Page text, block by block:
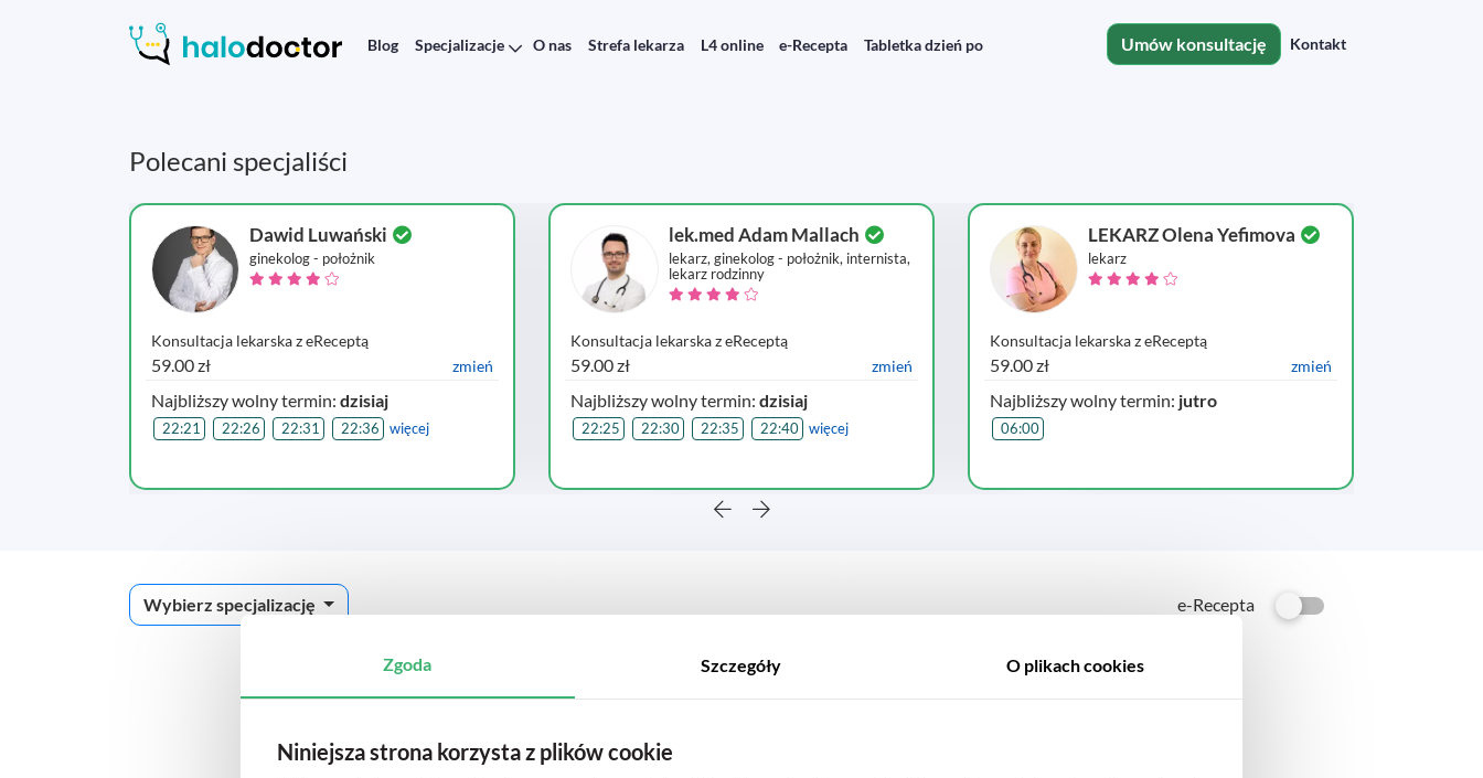
Blog Specjalizacje O nas Strefa lekarza L4 online e-Recepta Tabletka dzień po Umów konsultację Kontakt
Polecani specjaliści
Dawid Luwański
ginekolog - położnik
Konsultacja lekarska z eReceptą
59.00 zł zmień
Najbliższy wolny termin: dzisiaj
22:21 22:26 22:31 22:36 więcej
lek.med Adam Mallach
lekarz, ginekolog - położnik, internista,
lekarz rodzinny
Konsultacja lekarska z eReceptą
59.00 zł zmień
Najbliższy wolny termin: dzisiaj
22:25 22:30 22:35 22:40 więcej
LEKARZ Olena Yefimova
lekarz
Konsultacja lekarska z eReceptą
59.00 zł zmień
Najbliższy wolny termin: jutro
06:00
Wybierz specjalizację e-Recepta
Brak lekarzy
Zgoda Szczegóły O plikach cookies
Niniejsza strona korzysta z plików cookie